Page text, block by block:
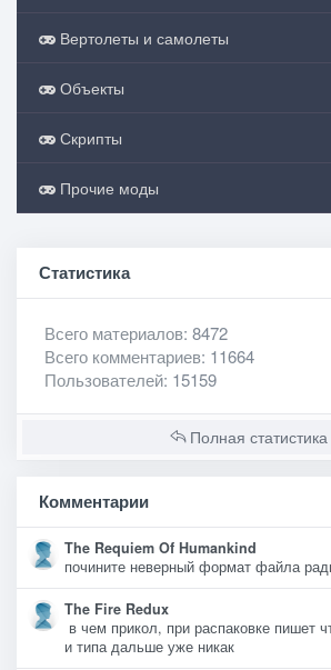
Вертолеты и самолеты
Объекты
Скрипты
Прочие моды
Статистика
Всего материалов: 8472
Всего комментариев: 11664
Пользователей: 15159
Полная статистика
Комментарии
The Requiem Of Humankind
почините неверный формат файла
The Fire Redux
в чем прикол, при распаковке пишет
и типа дальше уже никак